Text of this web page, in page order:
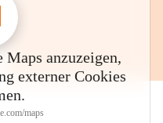
anzuzeigen,
externer Cookies
maps